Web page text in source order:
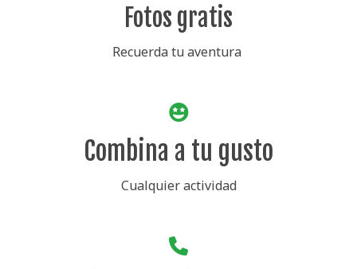
Fotos gratis
Recuerda tu aventura
Combina a tu gusto
Cualquier actividad